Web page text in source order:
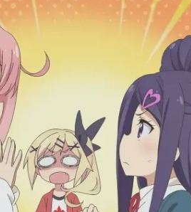
男性声優/女性声優一覧
FOLLOW US